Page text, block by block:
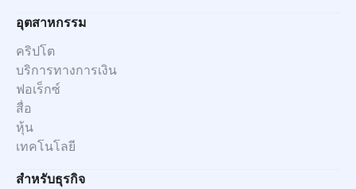
อุตสาหกรรม
คริปโต
บริการทางการเงิน
ฟอเร็กซ์
สื่อ
หุ้น
เทคโนโลยี
สำหรับธุรกิจ